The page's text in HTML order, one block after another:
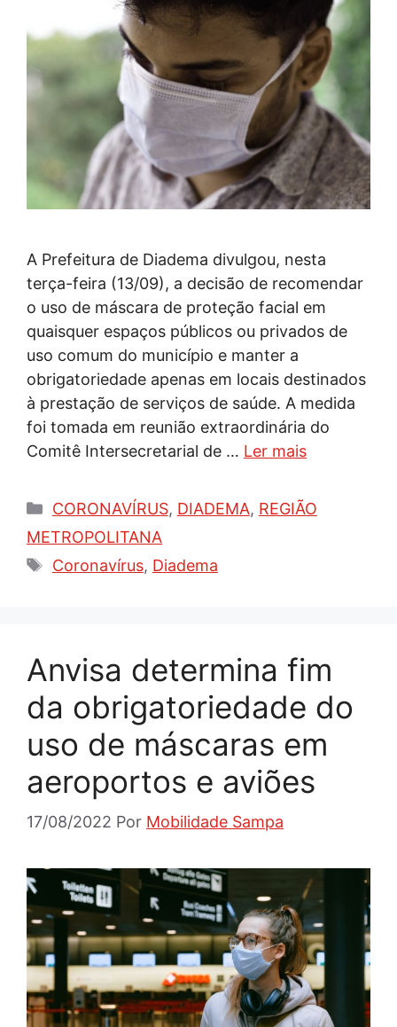
A Prefeitura de Diadema divulgou, nesta
terça-feira (13/09), a decisão de recomendar
o uso de máscara de proteção facial em
quaisquer espaços públicos ou privados de
uso comum do município e manter a
obrigatoriedade apenas em locais destinados
à prestação de serviços de saúde. A medida
foi tomada em reunião extraordinária do
Comitê Intersecretarial de … Ler mais
Categorias
CORONAVÍRUS, DIADEMA, REGIÃO
METROPOLITANA
Tags
Coronavírus, Diadema
Anvisa determina fim
da obrigatoriedade do
uso de máscaras em
aeroportos e aviões
17/08/2022 Por Mobilidade Sampa